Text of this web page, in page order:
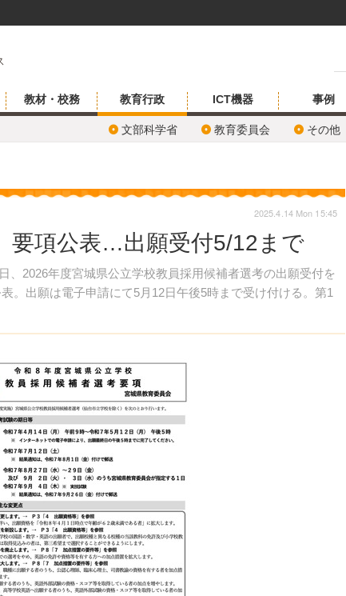
教材・校務 教育行政
文部科学省 教育委員会 その他
ICT機器 事例
要項公表…出願受付5/12まで
、2026年度宮城県公立学校教員採用候補者選考の出願受付を
。出願は電子申請にて5月12日午後5時まで受け付ける。第1
2025.4.14 Mon 15:45